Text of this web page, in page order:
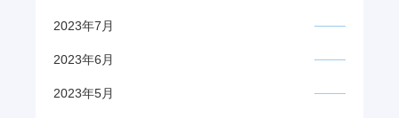
2023年7月
2023年6月
2023年5月